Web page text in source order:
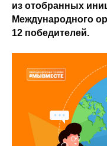
из отобранных
Международного
12 победителей.